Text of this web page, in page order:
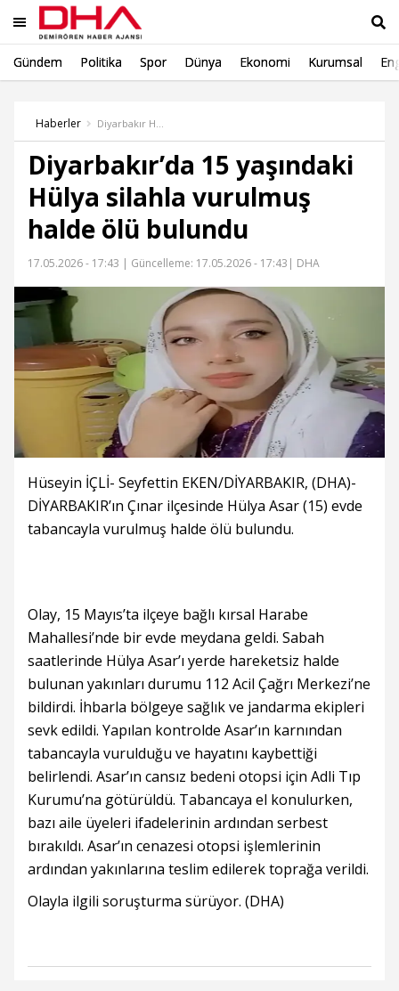
Gündem Politika Spor Dünya Ekonomi Kurumsal
Haberler
Diyarbakır’da 15 yaşındaki
Hülya silahla vurulmuş
halde ölü bulundu
17.05.2026 - 17:43 | Güncelleme: 17.05.2026 - 17:43 | DHA
Hüseyin İÇLİ- Seyfettin EKEN/DİYARBAKIR, (DHA)-
DİYARBAKIR’ın Çınar ilçesinde Hülya Asar (15) evde
tabancayla vurulmuş halde ölü bulundu.
Olay, 15 Mayıs’ta ilçeye bağlı kırsal Harabe
Mahallesi’nde bir evde meydana geldi. Sabah
saatlerinde Hülya Asar’ı yerde hareketsiz halde
bulunan yakınları durumu 112 Acil Çağrı Merkezi’ne
bildirdi. İhbarla bölgeye sağlık ve jandarma ekipleri
sevk edildi. Yapılan kontrolde Asar’ın karnından
tabancayla vurulduğu ve hayatını kaybettiği
belirlendi. Asar’ın cansız bedeni otopsi için Adli Tıp
Kurumu’na götürüldü. Tabancaya el konulurken,
bazı aile üyeleri ifadelerinin ardından serbest
bırakıldı. Asar’ın cenazesi otopsi işlemlerinin
ardından yakınlarına teslim edilerek toprağa verildi.
Olayla ilgili soruşturma sürüyor. (DHA)